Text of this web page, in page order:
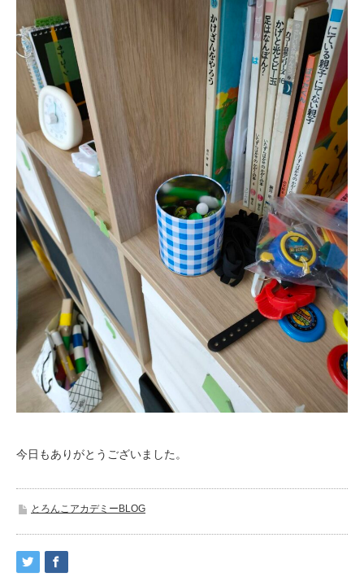
今日もありがとうございました。
とろんこアカデミーBLOG